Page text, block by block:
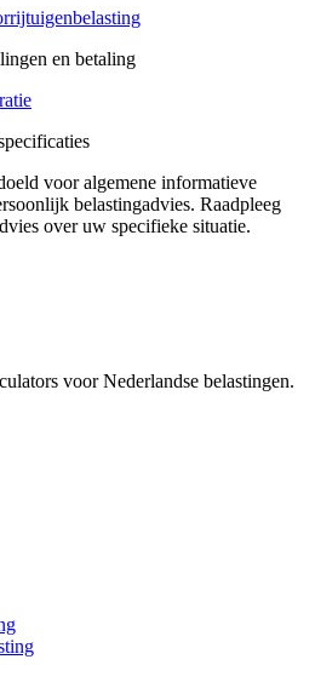
en betaling
voor algemene informatieve
belastingadvies. Raadpleeg
over uw specifieke situatie.
voor Nederlandse belastingen.